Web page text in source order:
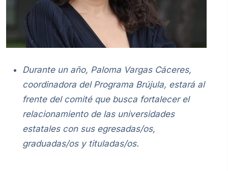
Durante un año, Paloma Vargas Cáceres,
coordinadora del Programa Brújula, estará al
frente del comité que busca fortalecer el
relacionamiento de las universidades
estatales con sus egresadas/os,
graduadas/os y tituladas/os.